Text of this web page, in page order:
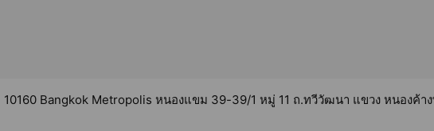
10160 Bangkok Metropolis หนองแขม 39-39/1 หมู่ 11 ถ.ทวีวัฒนา แขวง หนองค้า